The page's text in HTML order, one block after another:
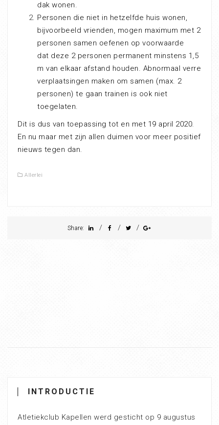
dak wonen.
Personen die niet in hetzelfde huis wonen,
bijvoorbeeld vrienden, mogen maximum met 2
personen samen oefenen op voorwaarde
dat deze 2 personen permanent minstens 1,5
m van elkaar afstand houden. Abnormaal verre
verplaatsingen maken om samen (max. 2
personen) te gaan trainen is ook niet
toegelaten.
Dit is dus van toepassing tot en met 19 april 2020.
En nu maar met zijn allen duimen voor meer positief
nieuws tegen dan.
Allerlei
Share: / / /
INTRODUCTIE
Atletiekclub Kapellen werd gesticht op 9 augustus